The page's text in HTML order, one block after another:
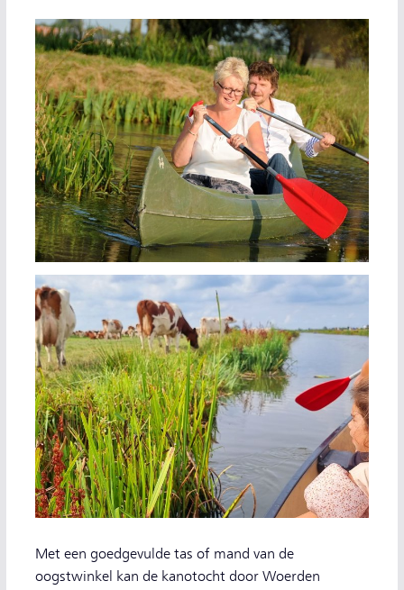
Met een goedgevulde tas of mand van de
oogstwinkel kan de kanotocht door Woerden